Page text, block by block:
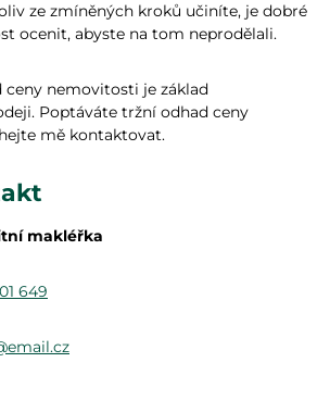
ze zmíněných kroků učiníte, je dobré
ocenit, abyste na tom neprodělali.
nemovitosti je základ
Poptáváte tržní odhad ceny
mě kontaktovat.
makléřka
649